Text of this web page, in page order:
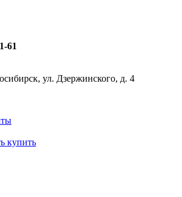
61
ул. Дзержинского, д. 4
купить